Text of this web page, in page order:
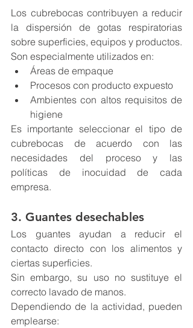
Los cubrebocas contribuyen a reducir
la dispersión de gotas respiratorias
sobre superficies, equipos y productos.
Son especialmente utilizados en:
Áreas de empaque
Procesos con producto expuesto
Ambientes con altos requisitos de
higiene
Es importante seleccionar el tipo de
cubrebocas de acuerdo con las
necesidades del proceso y las
políticas de inocuidad de cada
empresa.
3. Guantes desechables
Los guantes ayudan a reducir el
contacto directo con los alimentos y
ciertas superficies.
Sin embargo, su uso no sustituye el
correcto lavado de manos.
Dependiendo de la actividad, pueden
emplearse: